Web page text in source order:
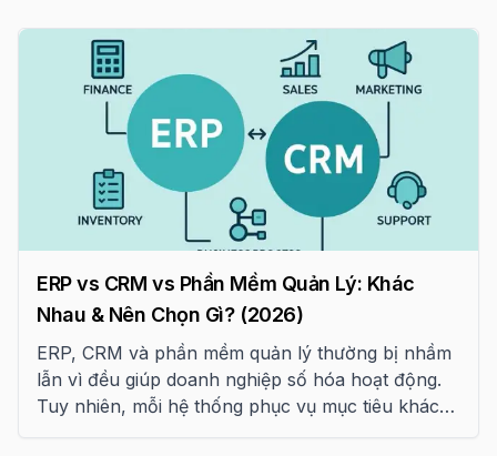
ERP vs CRM vs Phần Mềm Quản Lý: Khác
Nhau & Nên Chọn Gì? (2026)
ERP, CRM và phần mềm quản lý thường bị nhầm
lẫn vì đều giúp doanh nghiệp số hóa hoạt động.
Tuy nhiên, mỗi hệ thống phục vụ mục tiêu khác